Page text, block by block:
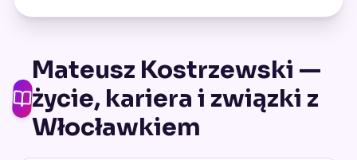
Mateusz Kostrzewski —
życie, kariera i związki z
Włocławkiem